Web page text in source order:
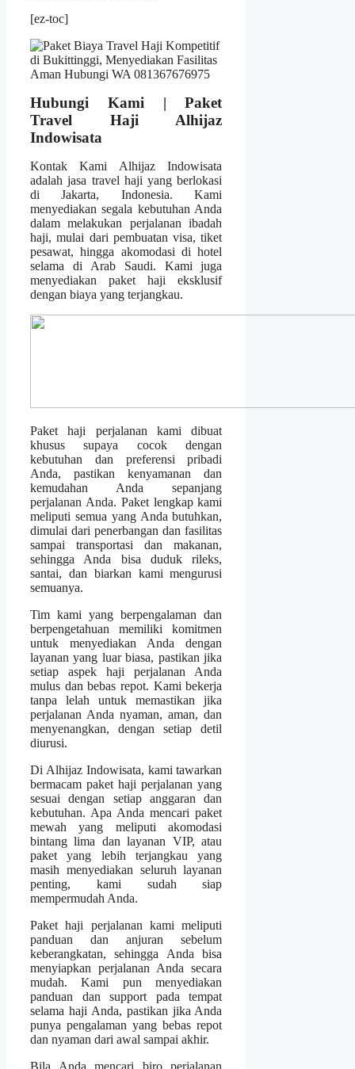
[ez-toc]
Hubungi Kami | Paket
Travel Haji Alhijaz
Indowisata
Kontak Kami Alhijaz Indowisata
adalah jasa travel haji yang berlokasi
di Jakarta, Indonesia. Kami
menyediakan segala kebutuhan Anda
dalam melakukan perjalanan ibadah
haji, mulai dari pembuatan visa, tiket
pesawat, hingga akomodasi di hotel
selama di Arab Saudi. Kami juga
menyediakan paket haji eksklusif
dengan biaya yang terjangkau.
Paket haji perjalanan kami dibuat
khusus supaya cocok dengan
kebutuhan dan preferensi pribadi
Anda, pastikan kenyamanan dan
kemudahan Anda sepanjang
perjalanan Anda. Paket lengkap kami
meliputi semua yang Anda butuhkan,
dimulai dari penerbangan dan fasilitas
sampai transportasi dan makanan,
sehingga Anda bisa duduk rileks,
santai, dan biarkan kami mengurusi
semuanya.
Tim kami yang berpengalaman dan
berpengetahuan memiliki komitmen
untuk menyediakan Anda dengan
layanan yang luar biasa, pastikan jika
setiap aspek haji perjalanan Anda
mulus dan bebas repot. Kami bekerja
tanpa lelah untuk memastikan jika
perjalanan Anda nyaman, aman, dan
menyenangkan, dengan setiap detil
diurusi.
Di Alhijaz Indowisata, kami tawarkan
bermacam paket haji perjalanan yang
sesuai dengan setiap anggaran dan
kebutuhan. Apa Anda mencari paket
mewah yang meliputi akomodasi
bintang lima dan layanan VIP, atau
paket yang lebih terjangkau yang
masih menyediakan seluruh layanan
penting, kami sudah siap
mempermudah Anda.
Paket haji perjalanan kami meliputi
panduan dan anjuran sebelum
keberangkatan, sehingga Anda bisa
menyiapkan perjalanan Anda secara
mudah. Kami pun menyediakan
panduan dan support pada tempat
selama haji Anda, pastikan jika Anda
punya pengalaman yang bebas repot
dan nyaman dari awal sampai akhir.